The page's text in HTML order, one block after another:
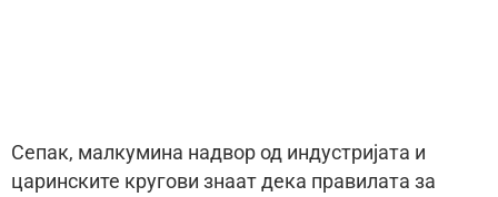
Сепак, малкумина надвор од индустријата и
царинските кругови знаат дека правилата за